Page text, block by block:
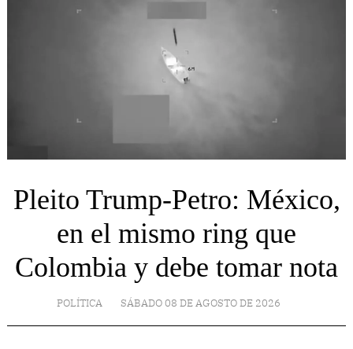
Pleito Trump-Petro: México,
en el mismo ring que
Colombia y debe tomar nota
POLÍTICA SÁBADO 08 DE AGOSTO DE 2026